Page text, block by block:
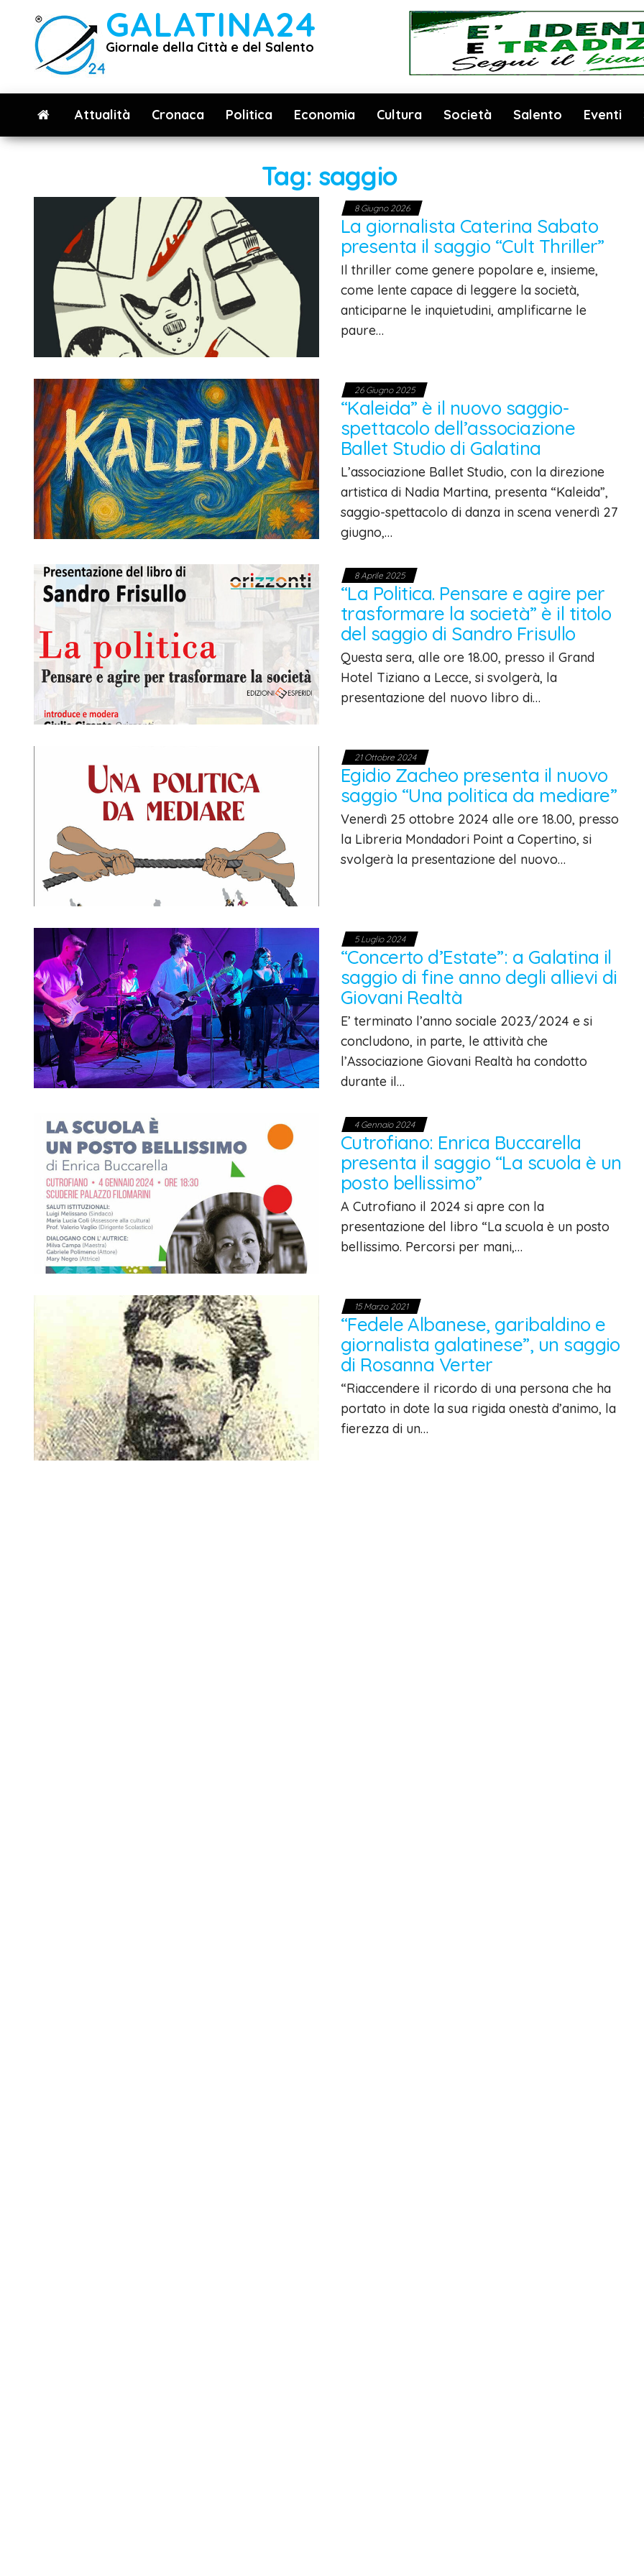
contenuto
GALATINA24
Giornale della Città e del Salento
Attualità Cronaca Politica Economia Cultura Società Salento Eventi
Tag: saggio
8 Giugno 2026
La giornalista Caterina Sabato
presenta il saggio “Cult Thriller”
Il thriller come genere popolare e, insieme,
come lente capace di leggere la società,
anticiparne le inquietudini, amplificarne le
paure…
26 Giugno 2025
“Kaleida” è il nuovo saggio-
spettacolo dell’associazione
Ballet Studio di Galatina
L’associazione Ballet Studio, con la direzione
artistica di Nadia Martina, presenta “Kaleida”,
saggio-spettacolo di danza in scena venerdì 27
giugno,…
8 Aprile 2025
“La Politica. Pensare e agire per
trasformare la società” è il titolo
del saggio di Sandro Frisullo
Questa sera, alle ore 18.00, presso il Grand
Hotel Tiziano a Lecce, si svolgerà, la
presentazione del nuovo libro di…
21 Ottobre 2024
Egidio Zacheo presenta il nuovo
saggio “Una politica da mediare”
Venerdì 25 ottobre 2024 alle ore 18.00, presso
la Libreria Mondadori Point a Copertino, si
svolgerà la presentazione del nuovo…
5 Luglio 2024
“Concerto d’Estate”: a Galatina il
saggio di fine anno degli allievi di
Giovani Realtà
E’ terminato l’anno sociale 2023/2024 e si
concludono, in parte, le attività che
l’Associazione Giovani Realtà ha condotto
durante il…
4 Gennaio 2024
Cutrofiano: Enrica Buccarella
presenta il saggio “La scuola è un
posto bellissimo”
A Cutrofiano il 2024 si apre con la
presentazione del libro “La scuola è un posto
bellissimo. Percorsi per mani,…
15 Marzo 2021
“Fedele Albanese, garibaldino e
giornalista galatinese”, un saggio
di Rosanna Verter
“Riaccendere il ricordo di una persona che ha
portato in dote la sua rigida onestà d’animo, la
fierezza di un…